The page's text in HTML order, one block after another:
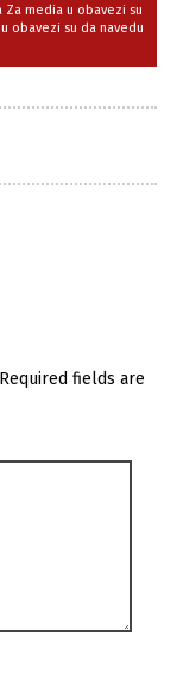
media u obavezi su
obavezi su da navedu
Required fields are